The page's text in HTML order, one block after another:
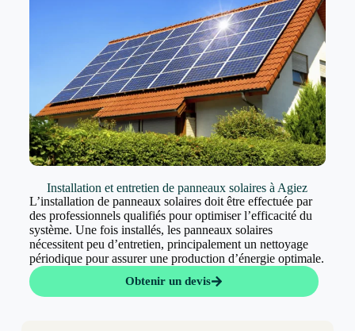
Installation et entretien de panneaux solaires à Agiez
L’installation de panneaux solaires doit être effectuée par
des professionnels qualifiés pour optimiser l’efficacité du
système. Une fois installés, les panneaux solaires
nécessitent peu d’entretien, principalement un nettoyage
périodique pour assurer une production d’énergie optimale.
Obtenir un devis